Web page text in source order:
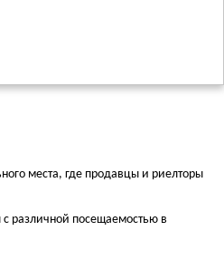
места, где продавцы и риелторы
с различной посещаемостью в